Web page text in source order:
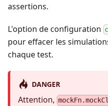
assertions.
L'option de configuration
pour effacer les
chaque test.
DANGER
Attention,